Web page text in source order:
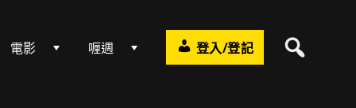
電影 喱週 登入/登記